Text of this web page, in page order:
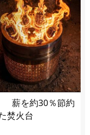
薪を約30％節約
焚火台